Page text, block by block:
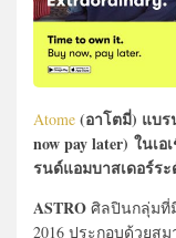
Atome (อาโตมี่) แบร
now pay later) ในเ
รนด์แอมบาสเดอร์ร
ASTRO ศิลปินกลุ่มที่
2016 ประกอบด้วยส